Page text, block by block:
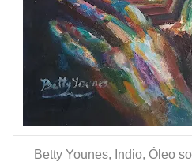
Betty Younes, Indio, Óleo